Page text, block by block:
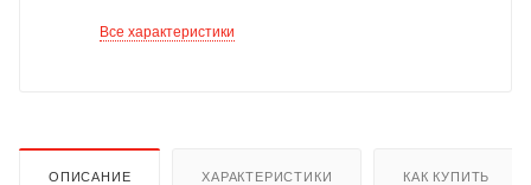
Все характеристики
ОПИСАНИЕ ХАРАКТЕРИСТИКИ КАК КУПИТЬ